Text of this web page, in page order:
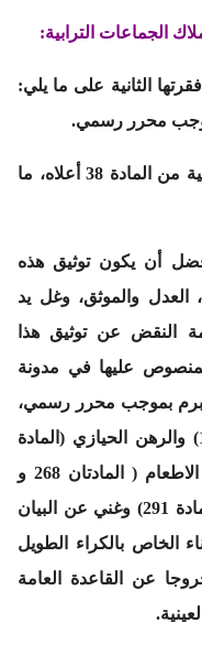
الجماعات الترابية:
38 من القانون 57.19 في فقرتها الثانية على ما يلي:
محرر رسمي.
يتبين لنا من قراءة متمعنة للفقرة الثانية من المادة 38 أعلاه، ما
أن يكون توثيق هذه
العدل والموثق، وغل يد
النقض عن توثيق هذا
عليها في مدونة
تبرم بموجب محرر رسمي،
ويتعلق الأمر بعقد العمرى (المادة 106) والرهن الحيازي (المادة
147) وعقد المغارسة والاشهاد بتحقق الاطعام ( المادتان 268 و
272) والهبة (المادة 274) والصدقة ( المادة 291) وغني عن البيان
الخاص بالكراء الطويل
عن القاعدة العامة